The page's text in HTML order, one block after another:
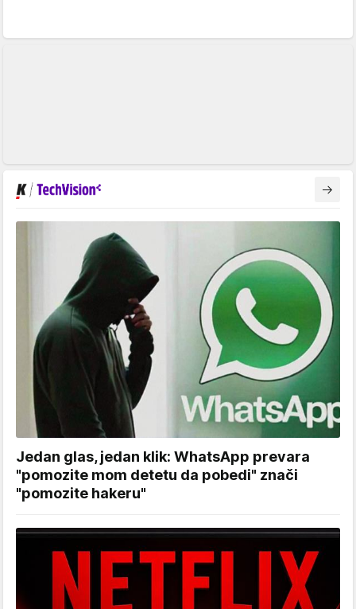
Jedan glas, jedan klik: WhatsApp prevara
"pomozite mom detetu da pobedi" znači
"pomozite hakeru"